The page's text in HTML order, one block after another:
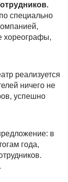
специально
хореографы,
реализуется
ничего не
успешно
в
года,